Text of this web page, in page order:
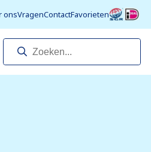
onsVragenContactFavorieten